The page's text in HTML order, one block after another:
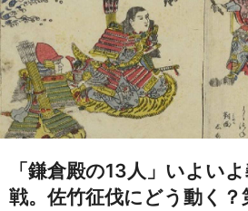
「鎌倉殿の13人」いよい
戦。佐竹征伐にどう動く？